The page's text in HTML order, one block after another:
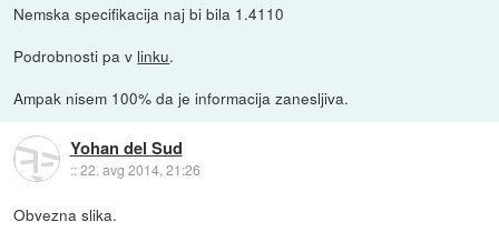
Nemska specifikacija naj bi bila 1.4110
Podrobnosti pa v linku.
Ampak nisem 100% da je informacija zanesljiva.
Yohan del Sud
::22. avg 2014, 21:26
Obvezna slika.